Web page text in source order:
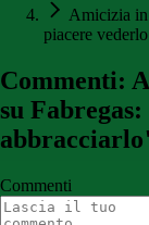
Amicizia in
piacere
Commenti:
su
Commenti